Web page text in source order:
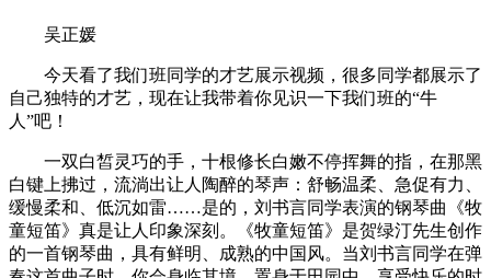
吴正媛
今天看了我们班同学的才艺展示视频，很多同学都展示了
自己独特的才艺，现在让我带着你见识一下我们班的“牛
人”吧！
一双白皙灵巧的手，十根修长白嫩不停挥舞的指，在那黑
白键上拂过，流淌出让人陶醉的琴声：舒畅温柔、急促有力、
缓慢柔和、低沉如雷……是的，刘书言同学表演的钢琴曲《牧
童短笛》真是让人印象深刻。《牧童短笛》是贺绿汀先生创作
的一首钢琴曲，具有鲜明、成熟的中国风。当刘书言同学在弹